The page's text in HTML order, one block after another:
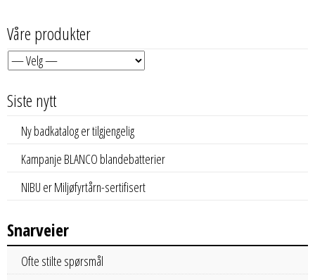
Våre produkter
Siste nytt
Ny badkatalog er tilgjengelig
Kampanje BLANCO blandebatterier
NIBU er Miljøfyrtårn-sertifisert
Snarveier
Ofte stilte spørsmål